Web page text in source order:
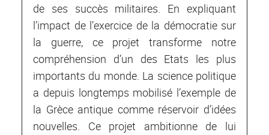
de ses succès militaires. En expliquant
l’impact de l’exercice de la démocratie sur
la guerre, ce projet transforme notre
compréhension d’un des Etats les plus
importants du monde. La science politique
a depuis longtemps mobilisé l’exemple de
la Grèce antique comme réservoir d’idées
nouvelles. Ce projet ambitionne de lui